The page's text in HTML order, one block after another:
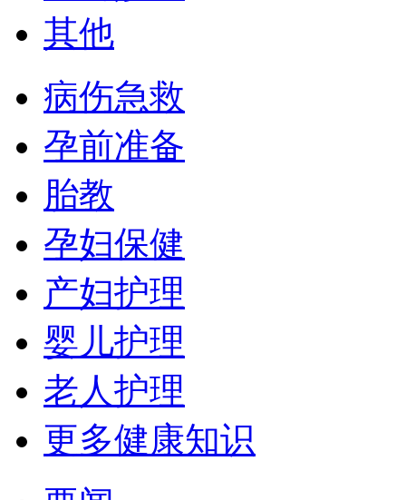
其他
病伤急救
孕前准备
胎教
孕妇保健
产妇护理
婴儿护理
老人护理
更多健康知识